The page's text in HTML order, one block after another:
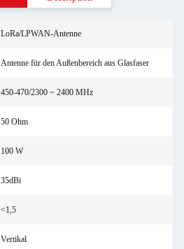
LoRa/LPWAN-Antenne
Antenne für den Außenbereich aus Glasfaser
450-470/2300 ~ 2400 MHz
50 Ohm
100 W
35dBi
<1,5
Vertikal